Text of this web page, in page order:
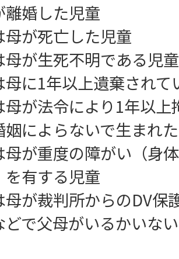
離婚した児童
母が死亡した児童
母が生死不明である児童
母に1年以上遺棄されて
母が法令により1年以
姻によらないで生まれ
母が重度の障がい（身
を有する児童
母が裁判所からのDV保
どで父母がいるかいな